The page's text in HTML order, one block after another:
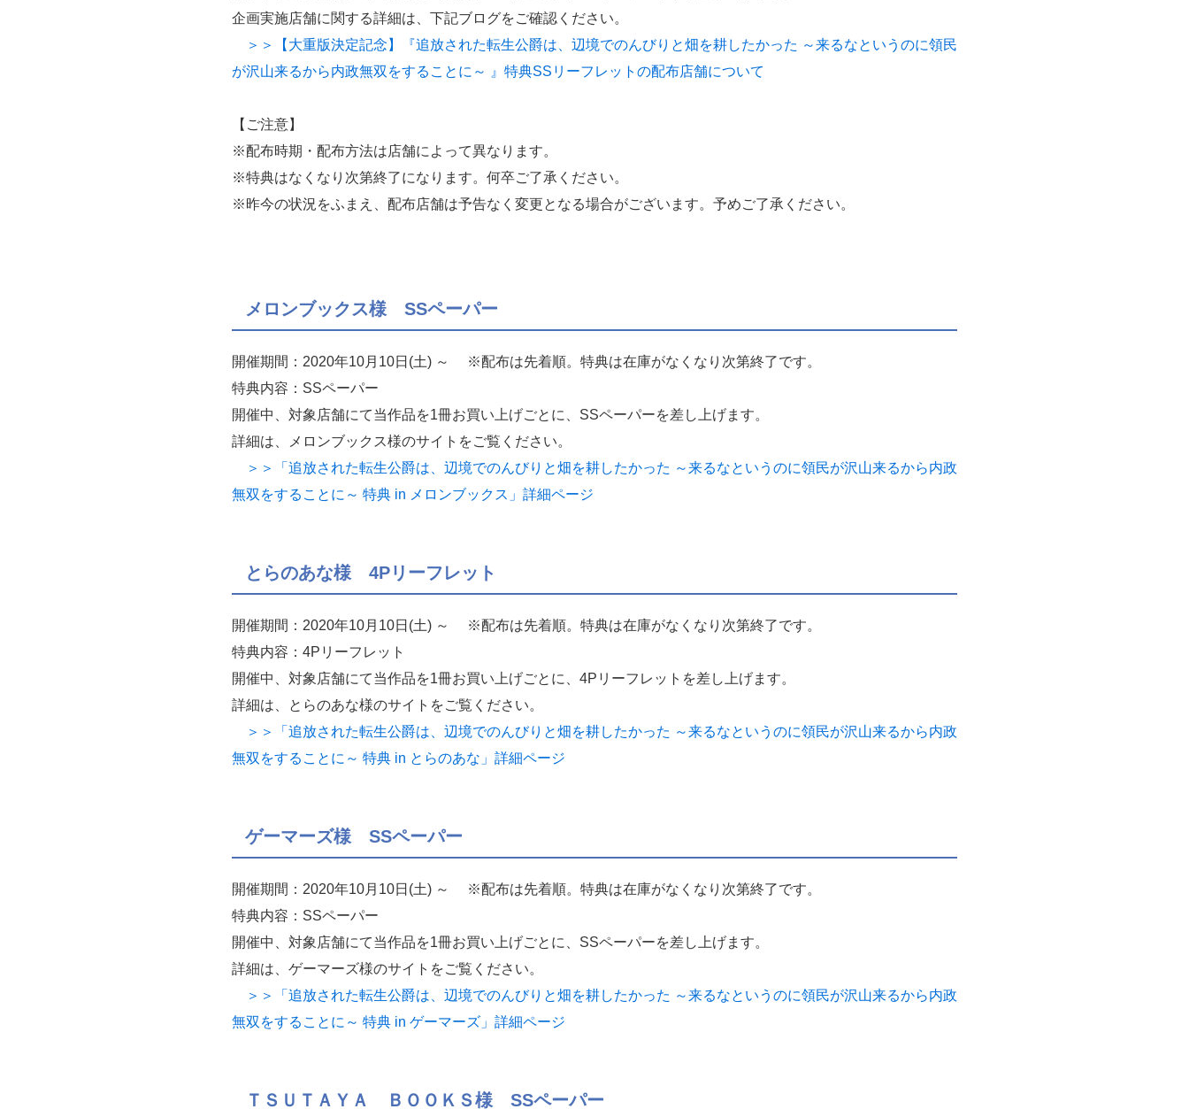
企画実施店舗に関する詳細は、下記ブログをご確認ください。
＞＞【大重版決定記念】『追放された転生公爵は、辺境でのんびりと畑を耕したかった ～来るなというのに領民
が沢山来るから内政無双をすることに～ 』特典SSリーフレットの配布店舗について
【ご注意】
※配布時期・配布方法は店舗によって異なります。
※特典はなくなり次第終了になります。何卒ご了承ください。
※昨今の状況をふまえ、配布店舗は予告なく変更となる場合がございます。予めご了承ください。
メロンブックス様 SSペーパー
開催期間：2020年10月10日(土) ～ ※配布は先着順。特典は在庫がなくなり次第終了です。
特典内容：SSペーパー
開催中、対象店舗にて当作品を1冊お買い上げごとに、SSペーパーを差し上げます。
詳細は、メロンブックス様のサイトをご覧ください。
＞＞「追放された転生公爵は、辺境でのんびりと畑を耕したかった ～来るなというのに領民が沢山来るから内政
無双をすることに～ 特典 in メロンブックス」詳細ページ
とらのあな様 4Pリーフレット
開催期間：2020年10月10日(土) ～ ※配布は先着順。特典は在庫がなくなり次第終了です。
特典内容：4Pリーフレット
開催中、対象店舗にて当作品を1冊お買い上げごとに、4Pリーフレットを差し上げます。
詳細は、とらのあな様のサイトをご覧ください。
＞＞「追放された転生公爵は、辺境でのんびりと畑を耕したかった ～来るなというのに領民が沢山来るから内政
無双をすることに～ 特典 in とらのあな」詳細ページ
ゲーマーズ様 SSペーパー
開催期間：2020年10月10日(土) ～ ※配布は先着順。特典は在庫がなくなり次第終了です。
特典内容：SSペーパー
開催中、対象店舗にて当作品を1冊お買い上げごとに、SSペーパーを差し上げます。
詳細は、ゲーマーズ様のサイトをご覧ください。
＞＞「追放された転生公爵は、辺境でのんびりと畑を耕したかった ～来るなというのに領民が沢山来るから内政
無双をすることに～ 特典 in ゲーマーズ」詳細ページ
ＴＳＵＴＡＹＡ ＢＯＯＫＳ様 SSペーパー